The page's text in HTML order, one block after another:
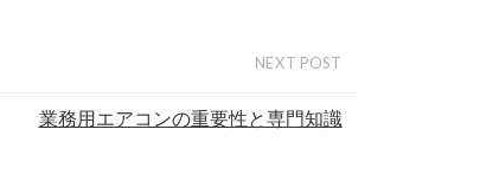
NEXT POST
業務用エアコンの重要性と専門知識